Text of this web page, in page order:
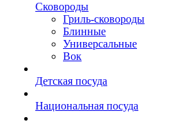
Сковороды
Гриль-сковороды
Блинные
Универсальные
Вок
Детская посуда
Национальная посуда